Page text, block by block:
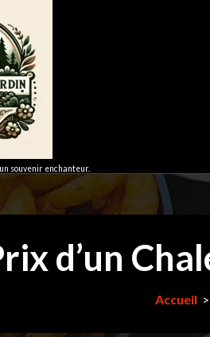
souvenir enchanteur.
d’un
Accueil >